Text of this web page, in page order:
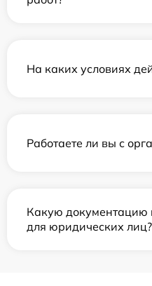
На каких условиях
Работаете ли вы с
Какую документацию
для юридических лиц?